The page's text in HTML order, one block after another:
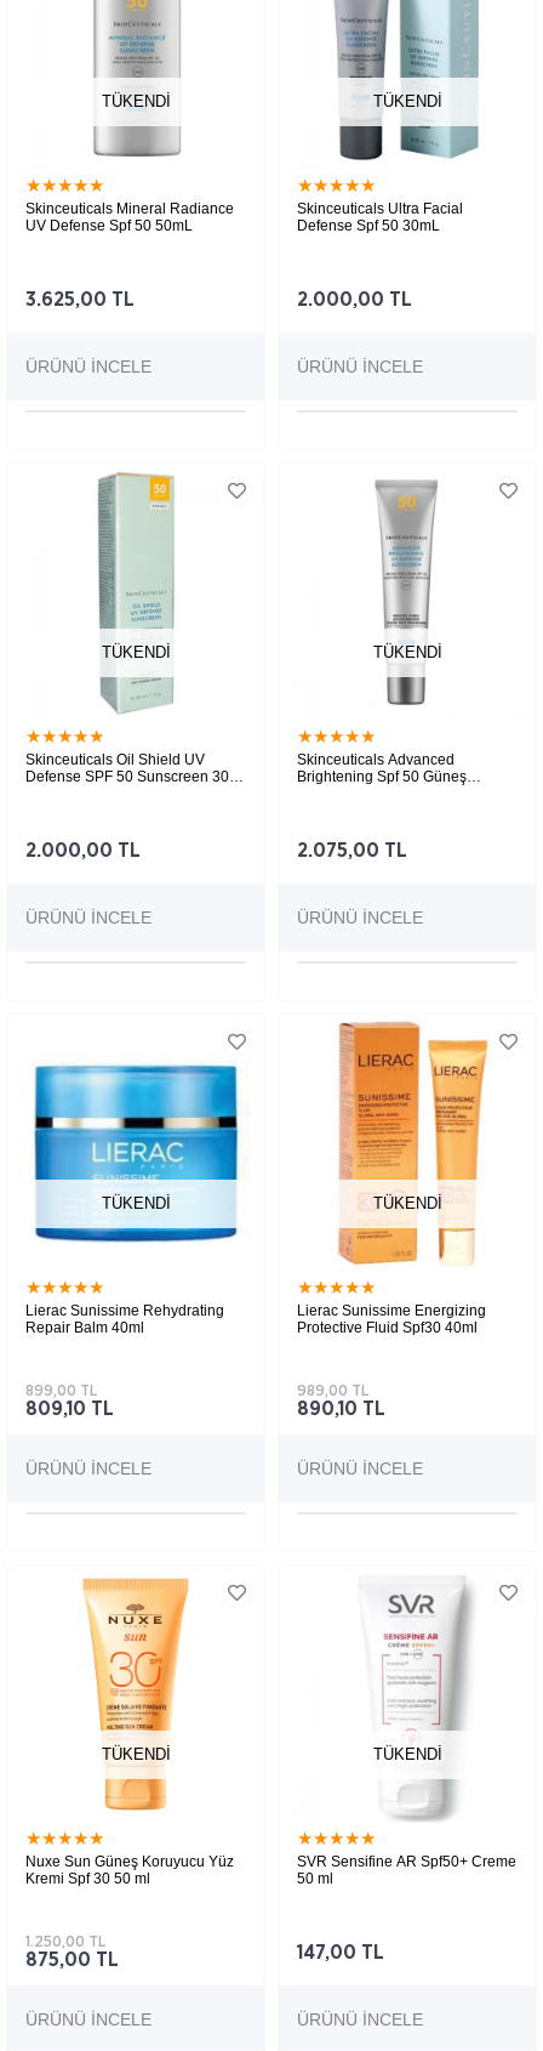
TÜKENDI
★★★★★
Skinceuticals Mineral Radiance
UV Defense Spf 50 50mL
3.625,00 TL
ÜRÜNÜ İNCELE
TÜKENDI
★★★★★
Skinceuticals Ultra Facial
Defense Spf 50 30mL
2.000,00 TL
ÜRÜNÜ İNCELE
TÜKENDI
★★★★★
Skinceuticals Oil Shield UV
Defense SPF 50 Sunscreen 30
2.000,00 TL
ÜRÜNÜ İNCELE
TÜKENDI
★★★★★
Skinceuticals Advanced
Brightening Spf 50 Güneş
2.075,00 TL
ÜRÜNÜ İNCELE
TÜKENDI
★★★★★
Lierac Sunissime Rehydrating
Repair Balm 40ml
809,10 TL
899,00 TL
ÜRÜNÜ İNCELE
TÜKENDI
★★★★★
Lierac Sunissime Energizing
Protective Fluid Spf30 40ml
890,10 TL
989,00 TL
ÜRÜNÜ İNCELE
TÜKENDI
★★★★★
Nuxe Sun Güneş Koruyucu Yüz
Kremi Spf 30 50 ml
875,00 TL
1.250,00 TL
ÜRÜNÜ İNCELE
TÜKENDI
★★★★★
SVR Sensifine AR Spf50+ Creme
50 ml
147,00 TL
ÜRÜNÜ İNCELE